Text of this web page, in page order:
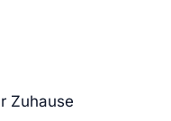
Zuhause